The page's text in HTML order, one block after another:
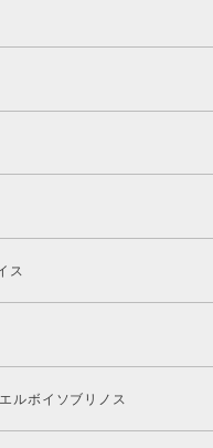
ス
ルボイソブリノス